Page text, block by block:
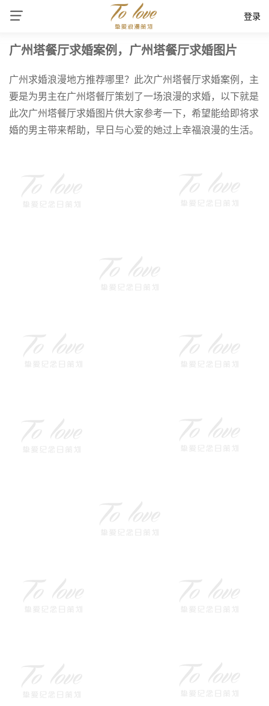
登录
广州塔餐厅求婚案例，广州塔餐厅求婚图片
广州求婚浪漫地方推荐哪里？此次广州塔餐厅求婚案例，主
要是为男主在广州塔餐厅策划了一场浪漫的求婚，以下就是
此次广州塔餐厅求婚图片供大家参考一下，希望能给即将求
婚的男主带来帮助，早日与心爱的她过上幸福浪漫的生活。